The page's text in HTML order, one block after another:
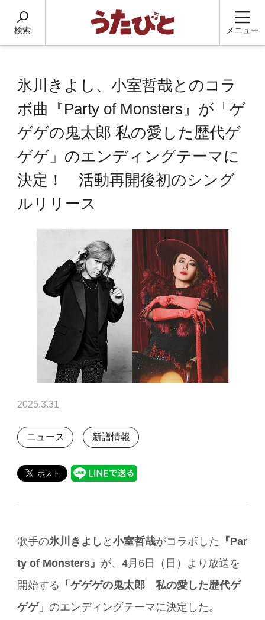
検索 メニュー
氷川きよし、小室哲哉とのコラ
ボ曲『Party of Monsters』が「ゲ
ゲゲの鬼太郎 私の愛した歴代ゲ
ゲゲ」のエンディングテーマに
決定！ 活動再開後初のシング
ルリリース
2025.3.31
ニュース 新譜情報
歌手の氷川きよし と小室哲哉がコラボした
『Par
ty of Monsters』 が、4月6日（日）より放送を
開始する 「ゲゲゲの鬼太郎 私の愛した歴代ゲ
ゲゲ」のエンディングテーマに決定した。